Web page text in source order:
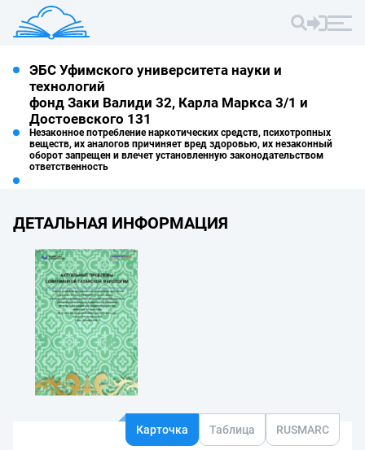
ЭБС Уфимского университета науки и
технологий
фонд Заки Валиди 32, Карла Маркса 3/1 и
Достоевского 131
Незаконное потребление наркотических средств, психотропных
веществ, их аналогов причиняет вред здоровью, их незаконный
оборот запрещен и влечет установленную законодательством
ответственность
ДЕТАЛЬНАЯ ИНФОРМАЦИЯ
Карточка Таблица RUSMARC